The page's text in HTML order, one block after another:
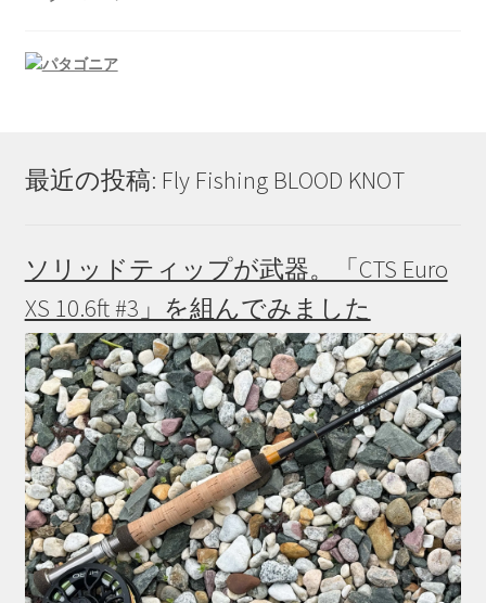
最近の投稿: Fly Fishing BLOOD KNOT
ソリッドティップが武器。「CTS Euro
XS 10.6ft #3」を組んでみました